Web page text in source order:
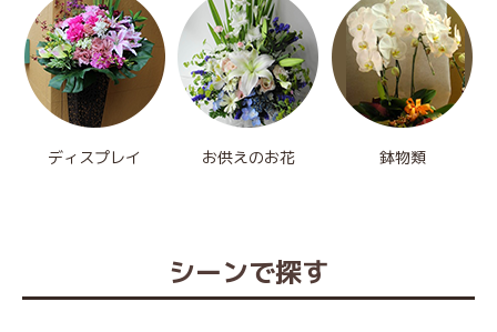
ディスプレイ お供えのお花 鉢物類
シーンで探す